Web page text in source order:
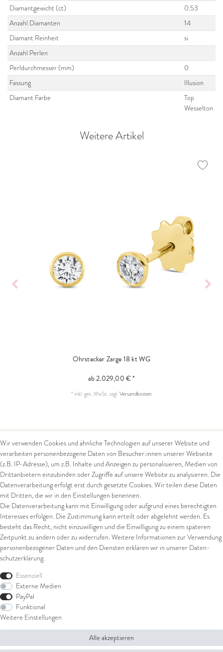
Diamantgewicht (ct)
0.53
Anzahl Diamanten
14
Diamant Reinheit
si
Anzahl Perlen
Perldurchmesser (mm)
0
Fassung
Illusion
Diamant Farbe
Top
Wesselton
Weitere Artikel
Ohrstecker Zarge 18 kt WG
ab 2.029,00 € *
* inkl. ges. MwSt.zzgl.Versandkosten
Kontakt
Kontaktformular
Arena in Arte GmbH
Marktgasse 2,
8600 Dübendorf
Tel: +41 44 821 60 40
E-Mail:info@goldschmiede-
arena.com
Rechtliches
AGB
Impressum
Datenschutz
Widerrufsrecht
Zahlung und Versand
Widerrufsformular
Wir verwenden Cookies und ähnliche Technologien auf unserer Website und
verarbeiten personenbezogene Daten von Besucher:innen unserer Webseite
(z.B. IP-Adresse), um z.B. Inhalte und Anzeigen zu personalisieren, Medien von
Drittanbietern einzubinden oder Zugriffe auf unsere Website zu analysieren. Die
Datenverarbeitung erfolgt erst durch gesetzte Cookies. Wir teilen diese Daten
mit Dritten, die wir in den Einstellungen benennen.
Die Datenverarbeitung kann mit Einwilligung oder aufgrund eines berechtigten
Interesses erfolgen. Die Zustimmung kann erteilt oder abgelehnt werden. Es
besteht das Recht, nicht einzuwilligen und die Einwilligung zu einem späteren
Zeitpunkt zu ändern oder zu widerrufen. Weitere Informationen zur Verwendung
personenbezogener Daten und den Diensten erklären wir in unserer Daten­
schutz­erklärung.
Essenziell
Externe Medien
PayPal
Funktional
Weitere Einstellungen
Alle akzeptieren